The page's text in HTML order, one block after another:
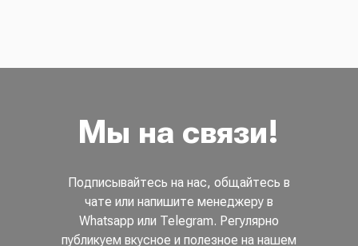
Мы на связи!
Подписывайтесь на нас, общайтесь в
чате или напишите менеджеру в
Whatsapp или Telegram. Регулярно
публикуем вкусное и полезное на нашем